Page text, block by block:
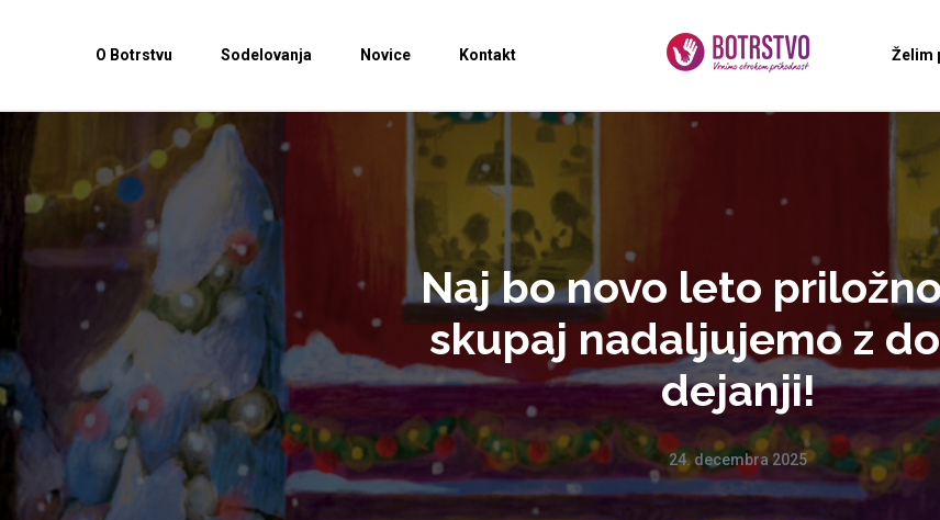
O Botrstvu Sodelovanja Novice Kontakt Želim
Naj bo novo leto
skupaj nadaljujemo z
dejanji!
24. decembra 2025